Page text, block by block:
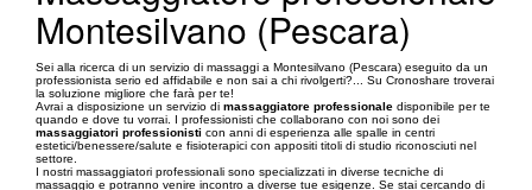
Montesilvano (Pescara)
Sei alla ricerca di un servizio di massaggi a Montesilvano (Pescara) eseguito da un
professionista serio ed affidabile e non sai a chi rivolgerti?... Su Cronoshare troverai
la soluzione migliore che farà per te!
Avrai a disposizione un servizio di massaggiatore professionale disponibile per te
quando e dove tu vorrai. I professionisti che collaborano con noi sono dei
massaggiatori professionisti con anni di esperienza alle spalle in centri
estetici/benessere/salute e fisioterapici con appositi titoli di studio riconosciuti nel
settore.
I nostri massaggiatori professionali sono specializzati in diverse tecniche di
massaggio e potranno venire incontro a diverse tue esigenze. Se stai cercando di